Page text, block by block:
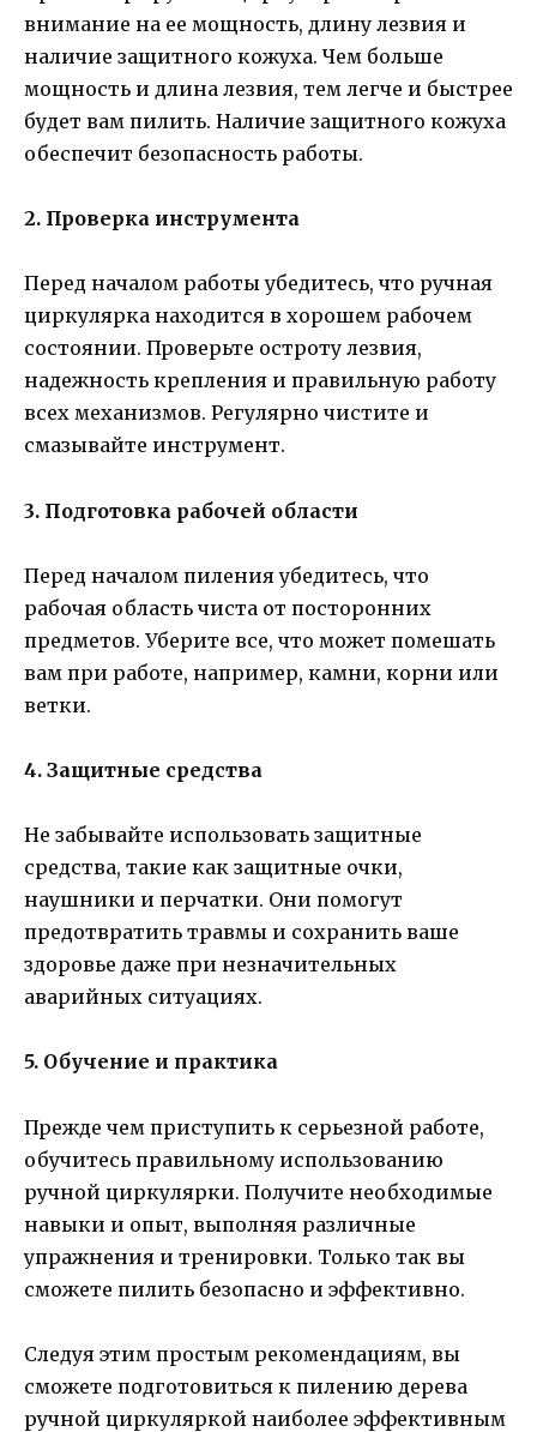
внимание на ее мощность, длину лезвия и
наличие защитного кожуха. Чем больше
мощность и длина лезвия, тем легче и быстрее
будет вам пилить. Наличие защитного кожуха
обеспечит безопасность работы.
2. Проверка инструмента
Перед началом работы убедитесь, что ручная
циркулярка находится в хорошем рабочем
состоянии. Проверьте остроту лезвия,
надежность крепления и правильную работу
всех механизмов. Регулярно чистите и
смазывайте инструмент.
3. Подготовка рабочей области
Перед началом пиления убедитесь, что
рабочая область чиста от посторонних
предметов. Уберите все, что может помешать
вам при работе, например, камни, корни или
ветки.
4. Защитные средства
Не забывайте использовать защитные
средства, такие как защитные очки,
наушники и перчатки. Они помогут
предотвратить травмы и сохранить ваше
здоровье даже при незначительных
аварийных ситуациях.
5. Обучение и практика
Прежде чем приступить к серьезной работе,
обучитесь правильному использованию
ручной циркулярки. Получите необходимые
навыки и опыт, выполняя различные
упражнения и тренировки. Только так вы
сможете пилить безопасно и эффективно.
Следуя этим простым рекомендациям, вы
сможете подготовиться к пилению дерева
ручной циркуляркой наиболее эффективным